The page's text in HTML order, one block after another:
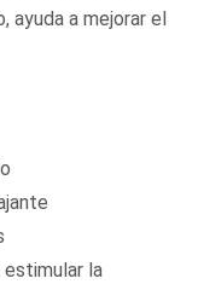
ayuda a mejorar el
estimular la